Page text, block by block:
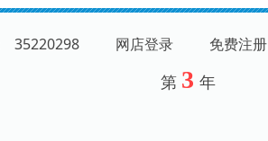
35220298 网店登录 免费注册
第 3 年